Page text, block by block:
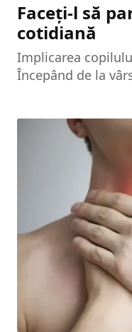
Faceți-l să
cotidiană
Implicarea
Începând de la
încredere în sine
jocului și a
copilul face ceva
riscurile, fără a-l
dresată".
activități simple
implicării în
participarea la